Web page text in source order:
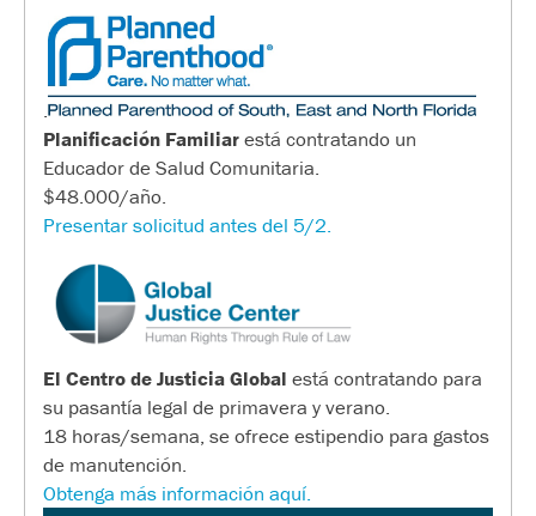
.
Planificación Familiarestá contratando un
Educador de Salud Comunitaria.
$48.000/año.
Presentar solicitud antes del 5/2.
El Centro de Justicia Global está contratando para
su pasantía legal de primavera y verano.
18 horas/semana, se ofrece estipendio para gastos
de manutención.
Obtenga más información aquí.